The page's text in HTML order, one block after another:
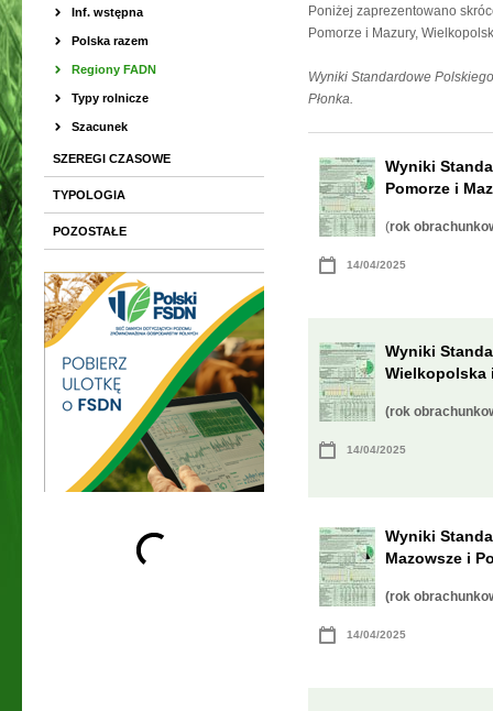
Inf. wstępna
Polska razem
Regiony FADN
Typy rolnicze
Szacunek
SZEREGI CZASOWE
TYPOLOGIA
POZOSTAŁE
Poniżej zaprezentowano
Pomorze i Mazury,
Wyniki Standardowe
Płonka.
Wyniki
Pomorze i
(rok
14/04/2025
Wyniki
Wielkopolska
(rok
14/04/2025
Wyniki
Mazowsze i
(rok
14/04/2025